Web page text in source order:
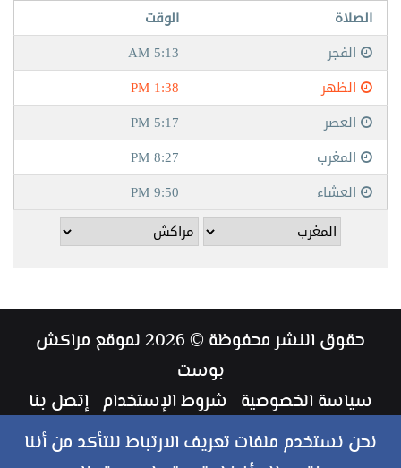
حقوق النشر محفوظة © 2026 لموقع مراكش
بوست
سياسة الخصوصية شروط الإستخدام إتصل بنا
طاقم العمل
نحن نستخدم ملفات تعريف الارتباط للتأكد من أننا